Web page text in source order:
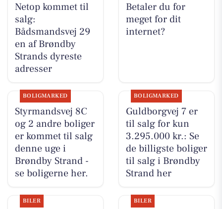
Netop kommet til
salg:
Bådsmandsvej 29
en af Brøndby
Strands dyreste
adresser
Betaler du for
meget for dit
internet?
BOLIGMARKED
Styrmandsvej 8C
og 2 andre boliger
er kommet til salg
denne uge i
Brøndby Strand -
se boligerne her.
BOLIGMARKED
Guldborgvej 7 er
til salg for kun
3.295.000 kr.: Se
de billigste boliger
til salg i Brøndby
Strand her
BILER BILER